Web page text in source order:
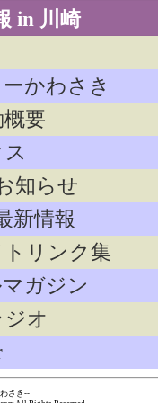
in 川崎
かわさき
要
知らせ
新情報
リンク集
ガジン
オ
さき--